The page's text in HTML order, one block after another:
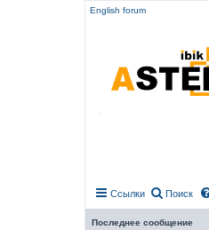
English forum
Ссылки Поиск
Последнее сообщение